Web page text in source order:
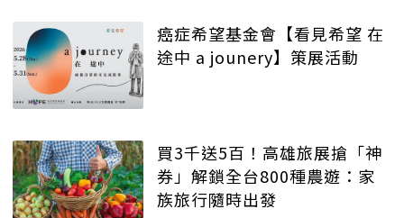
癌症希望基金會【看見希望 在
途中 a jounery】策展活動
買3千送5百！高雄旅展搶「神
券」解鎖全台800種農遊：家
族旅行隨時出發